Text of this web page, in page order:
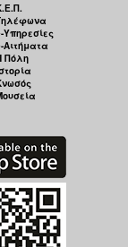
Υπηρεσίες
Αιτήματα
Πόλη